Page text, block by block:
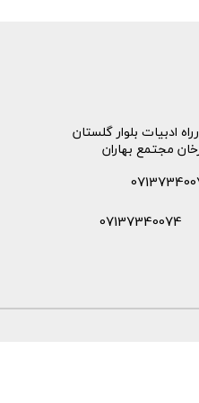
ادبیات بلوار گلستان
مجتمع بهاران
07137340074